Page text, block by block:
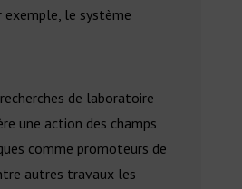
exemple, le système
de laboratoire
une action des champs
comme promoteurs de
autres travaux les